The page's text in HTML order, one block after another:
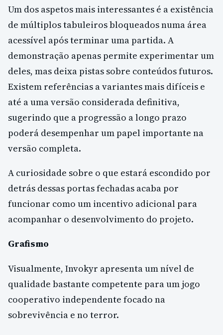
Um dos aspetos mais interessantes é a existência
de múltiplos tabuleiros bloqueados numa área
acessível após terminar uma partida. A
demonstração apenas permite experimentar um
deles, mas deixa pistas sobre conteúdos futuros.
Existem referências a variantes mais difíceis e
até a uma versão considerada definitiva,
sugerindo que a progressão a longo prazo
poderá desempenhar um papel importante na
versão completa.
A curiosidade sobre o que estará escondido por
detrás dessas portas fechadas acaba por
funcionar como um incentivo adicional para
acompanhar o desenvolvimento do projeto.
Grafismo
Visualmente, Invokyr apresenta um nível de
qualidade bastante competente para um jogo
cooperativo independente focado na
sobrevivência e no terror.